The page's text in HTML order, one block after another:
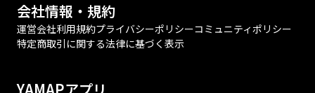
会社情報・規約
運営会社利用規約プライバシーポリシーコミュニティポリシー
特定商取引に関する法律に基づく表示